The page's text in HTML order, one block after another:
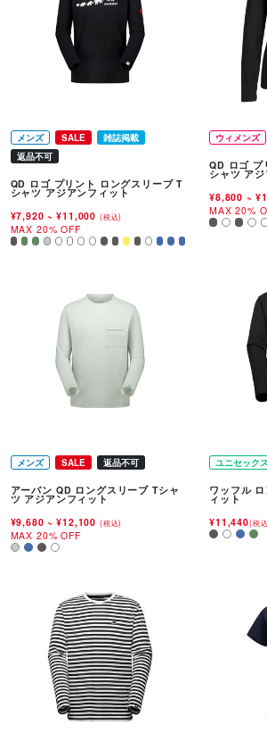
メンズ SALE
雑誌掲載
返品不可
QD ロゴ プリント ロングスリーブ T
シャツ アジアンフィット
¥7,920~ ¥11,000 (税込)
MAX 20% OFF
ウィメンズ
QD ロゴ プ
シャツ ア
¥8,800 ~
MAX 20%
メンズ SALE 返品不可
アーバン QD ロングスリーブ Tシャ
ツ アジアンフィット
¥9,680~ ¥12,100 (税込)
MAX 20% OFF
ユニセックス
ワッフル
ィット
¥11,440(税